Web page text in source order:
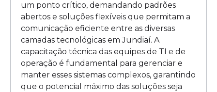
um ponto crítico, demandando padrões
abertos e soluções flexíveis que permitam a
comunicação eficiente entre as diversas
camadas tecnológicas em Jundiaí. A
capacitação técnica das equipes de TI e de
operação é fundamental para gerenciar e
manter esses sistemas complexos, garantindo
que o potencial máximo das soluções seja